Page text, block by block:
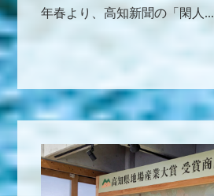
年春より、高知新聞の「閑人...